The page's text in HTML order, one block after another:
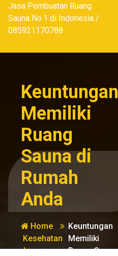
Jasa Pembuatan Ruang
Sauna No.1 di Indonesia /
085921170788
Keuntungan
Memiliki
Ruang
Sauna di
Rumah
Anda
Home
Kesehatan
dan
Keuntungan
Memiliki
Ruang Sauna